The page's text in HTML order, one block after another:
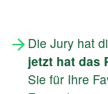
Die Jury hat
jetzt hat das
Sie für Ihre